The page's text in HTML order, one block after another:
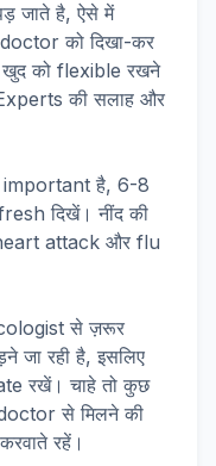
जाते है, ऐसे में
को दिखा-कर
को flexible रखने
की सलाह और
important है, 6-8
दिखें। नींद की
attack और flu
से ज़रूर
जा रही है, इसलिए
रखें। चाहे तो कुछ
से मिलने की
रहें।